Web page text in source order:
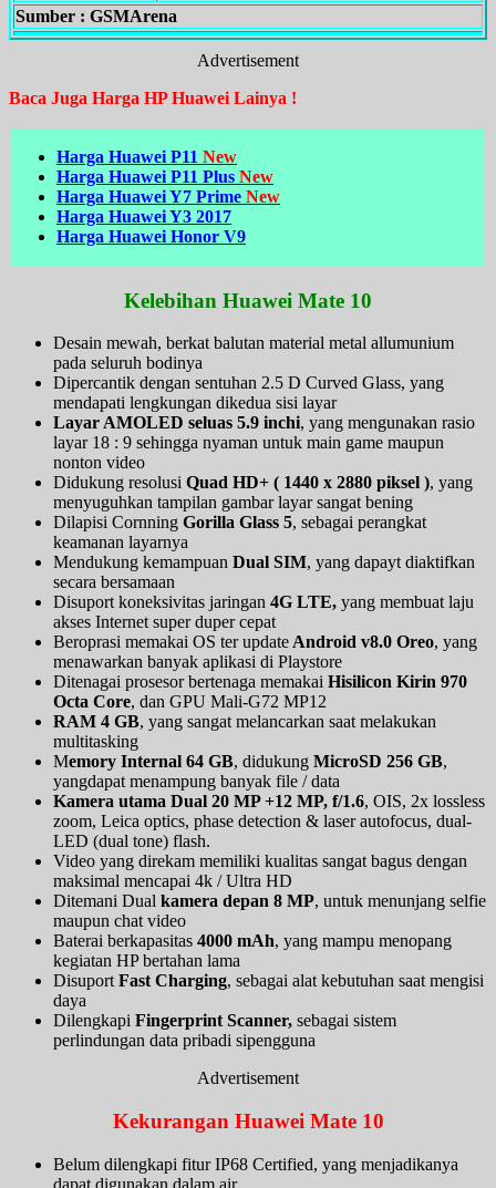
Sumber : GSMArena
Advertisement
Baca Juga Harga HP Huawei Lainya !
Harga Huawei P11 New
Harga Huawei P11 Plus New
Harga Huawei Y7 Prime New
Harga Huawei Y3 2017
Harga Huawei Honor V9
Kelebihan Huawei Mate 10
Desain mewah, berkat balutan material metal allumunium
pada seluruh bodinya
Dipercantik dengan sentuhan 2.5 D Curved Glass, yang
mendapati lengkungan dikedua sisi layar
Layar AMOLED seluas 5.9 inchi, yang mengunakan rasio
layar 18 : 9 sehingga nyaman untuk main game maupun
nonton video
Didukung resolusi Quad HD+ ( 1440 x 2880 piksel ), yang
menyuguhkan tampilan gambar layar sangat bening
Dilapisi Cornning Gorilla Glass 5, sebagai perangkat
keamanan layarnya
Mendukung kemampuan Dual SIM, yang dapayt diaktifkan
secara bersamaan
Disuport koneksivitas jaringan 4G LTE, yang membuat laju
akses Internet super duper cepat
Beroprasi memakai OS ter updateAndroid v8.0 Oreo, yang
menawarkan banyak aplikasi di Playstore
Ditenagai prosesor bertenaga memakai Hisilicon Kirin 970
Octa Core, dan GPU Mali-G72 MP12
RAM 4 GB, yang sangat melancarkan saat melakukan
multitasking
Memory Internal 64 GB, didukung MicroSD 256 GB,
yangdapat menampung banyak file / data
Kamera utama Dual 20 MP +12 MP, f/1.6, OIS, 2x lossless
zoom, Leica optics, phase detection & laser autofocus, dual-
LED (dual tone) flash.
Video yang direkam memiliki kualitas sangat bagus dengan
maksimal mencapai 4k / Ultra HD
Ditemani Dual kamera depan 8 MP, untuk menunjang selfie
maupun chat video
Baterai berkapasitas 4000 mAh, yang mampu menopang
kegiatan HP bertahan lama
DisuportFast Charging, sebagai alat kebutuhan saat mengisi
daya
Dilengkapi Fingerprint Scanner, sebagai sistem
perlindungan data pribadi sipengguna
Advertisement
Kekurangan Huawei Mate 10
Belum dilengkapi fitur IP68 Certified, yang menjadikanya
dapat digunakan dalam air